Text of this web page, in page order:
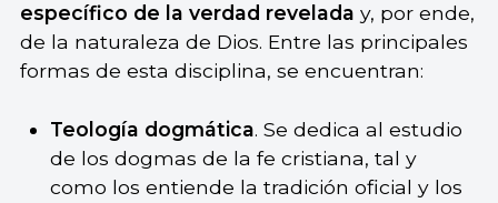
específico de la verdad revelada y, por ende,
de la naturaleza de Dios. Entre las principales
formas de esta disciplina, se encuentran:
Teología dogmática. Se dedica al estudio
de los dogmas de la fe cristiana, tal y
como los entiende la tradición oficial y los